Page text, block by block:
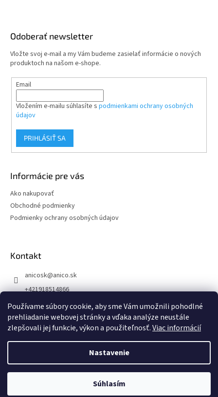
Používame súbory cookie, aby sme Vám umožnili pohodlné
prehliadanie webovej stránky a vďaka analýze neustále
zlepšovali jej funkcie, výkon a použiteľnosť.Viac informácií
Nastavenie
Súhlasím
6.8.2026 DOVOLENKA
Kancelária zatvorená.
Objednávky prijímame cez eshop alebo
Odoberať newsletter
Vložte svoj e-mail a my Vám budeme zasielať informácie o nových
produktoch na našom e-shope.
Email
Vložením e-mailu súhlasíte s podmienkami ochrany osobných
údajov
PRIHLÁSIŤ SA
Informácie pre vás
Ako nakupovať
Obchodné podmienky
Podmienky ochrany osobných údajov
Kontakt
anicosk@anico.sk
+421918514866
ANICO Slovakia
anico_slovakia
Vytvoril Shoptet
ANICO Slovakia. Všetky práva vyhradené.